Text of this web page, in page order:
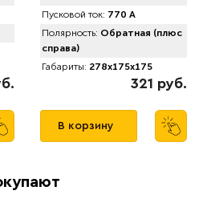
Пусковой ток: 770 А
Полярность: Обратная (плюс
справа)
Габариты: 278x175x175
321 руб.
В корзину